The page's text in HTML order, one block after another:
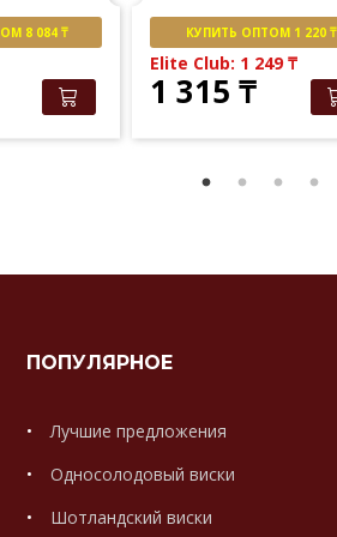
8 084 ₸ КУПИТЬ ОПТОМ 1 220 ₸
Elite Club: 1 249₸
1 315 ₸
ПОПУЛЯРНОЕ
Лучшие предложения
Односолодовый виски
Шотландский виски